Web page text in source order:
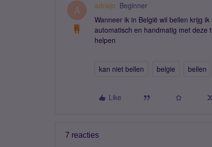
A adriejo Beginner
Wanneer ik in België wil bellen krijg
automatisch en handmatig met deze
helpen
kan niet bellen belgie bellen
Like
7 reacties